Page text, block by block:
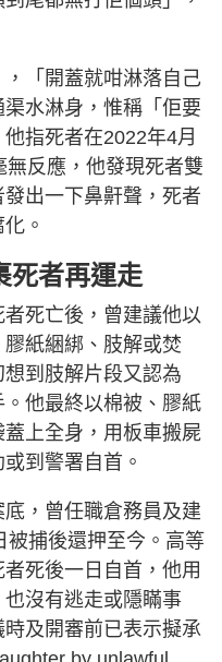
「開蓋就咁淋落自己
水淋身，惟稱「佢要
指死者在2022年4月
反應，他發現死者雙
出一下鼻鼾聲，死者
。
死者再運走
死亡後，曾建議他以
紙綑綁、肢解或焚
到肢解片段又認為
。他最終以棉被、膠紙
上全身，用板車搬屍
到警署自首。
，曾任職倉務員及建
捕後還押至今。高等
死後一日自首，他用
沒有逃走或隱瞞事
及開審前已表示擬承